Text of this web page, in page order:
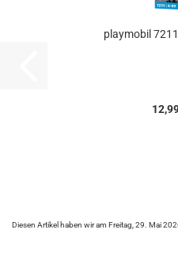
playmobil
Diesen Artikel haben wir am Freitag, 29. Mai